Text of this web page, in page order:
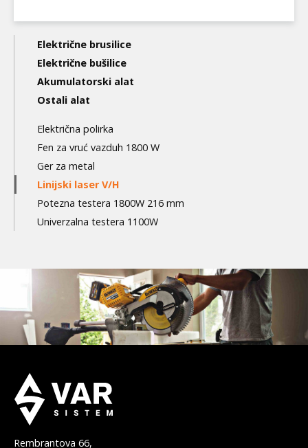
Main
navigation
3nd
Električne brusilice
Električne bušilice
Akumulatorski alat
Ostali alat
Električna polirka
Fen za vruć vazduh 1800 W
Ger za metal
Linijski laser V/H
Potezna testera 1800W 216 mm
Univerzalna testera 1100W
Rembrantova 66,